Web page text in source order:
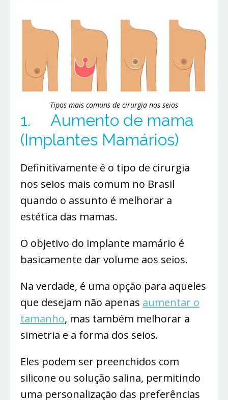
Tipos mais comuns de cirurgia nos seios
1. Aumento de mama
(Implantes Mamários)
Definitivamente é o tipo de cirurgia
nos seios mais comum no Brasil
quando o assunto é melhorar a
estética das mamas.
O objetivo do implante mamário é
basicamente dar volume aos seios.
Na verdade, é uma opção para aqueles
que desejam não apenas aumentar o
tamanho, mas também melhorar a
simetria e a forma dos seios.
Eles podem ser preenchidos com
silicone ou solução salina, permitindo
uma personalização das preferências